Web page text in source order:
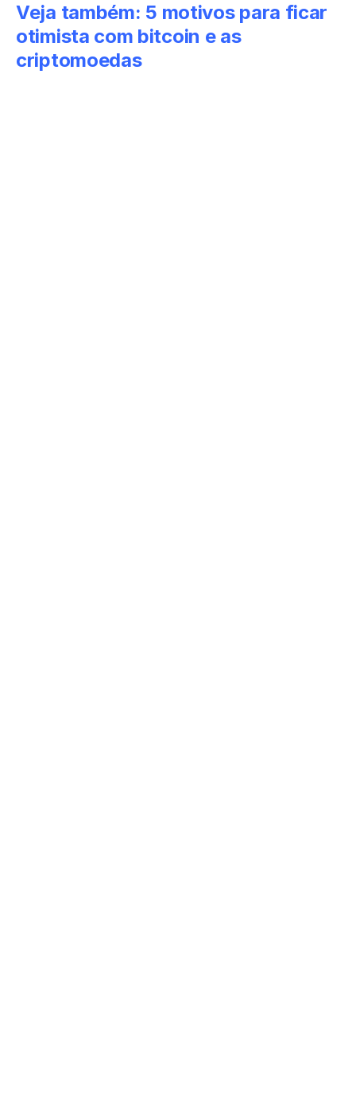
Veja também: 5 motivos para ficar
otimista com bitcoin e as
criptomoedas